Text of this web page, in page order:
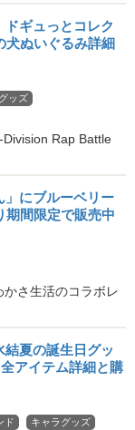
ドギュっとコレク
犬ぬいぐるみ詳細
ッズ
Division Rap Battle
」にブルーベリー
期間限定で販売中
さ生活のコラボレ
結夏の誕生日グッ
アイテム詳細と購
ド
キャラグッズ